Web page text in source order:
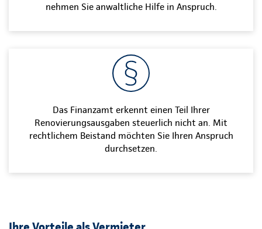
nehmen Sie anwaltliche Hilfe in Anspruch.
Das Finanzamt erkennt einen Teil Ihrer
Renovierungsausgaben steuerlich nicht an. Mit
rechtlichem Beistand möchten Sie Ihren Anspruch
durchsetzen.